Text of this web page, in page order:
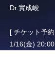
Dr.實成峻
[ チケット予
1/16(金)